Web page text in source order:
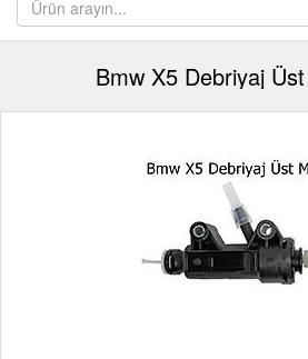
Bmw X5 Debriyaj